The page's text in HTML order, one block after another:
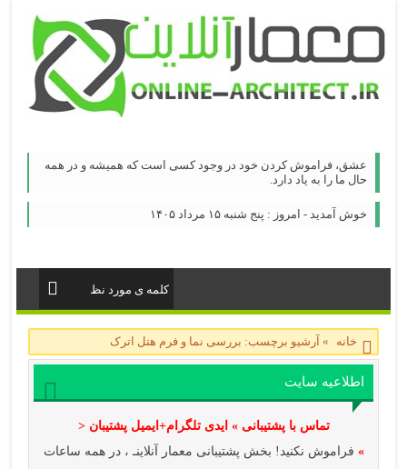
عشق، فراموش كردن خود در وجود كسی است كه همیشه و در همه
حال ما را به یاد دارد.
خوش آمدید - امروز : پنج شنبه ۱۵ مرداد ۱۴۰۵
خانه » آرشیو برچسب: بررسی نما و فرم هتل اترک
اطلاعیه سایت
تماس با پشتیبانی » ایدی تلگرام+ایمیل پشتیبان <
» فراموش نکنید! بخش پشتیبانی معمار آنلاینـ ، در همه ساعات